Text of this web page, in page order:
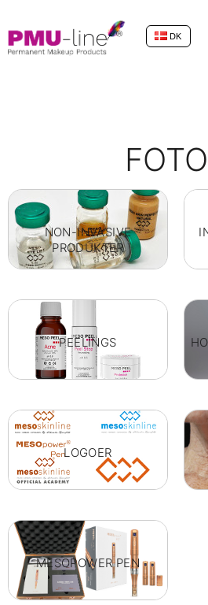
DK
NON-INVASIVE
PRODUKTER
PEELINGS
LOGOER
MESOPOWER PEN